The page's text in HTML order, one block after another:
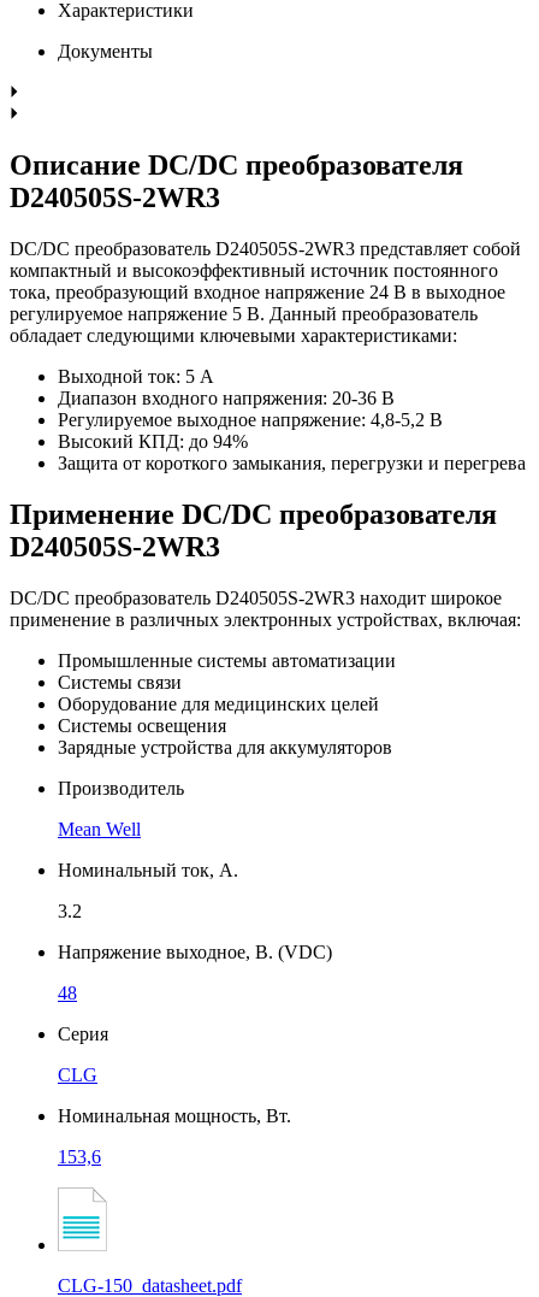
Характеристики
Документы
Описание DC/DC преобразователя
D240505S-2WR3
DC/DC преобразователь D240505S-2WR3 представляет собой
компактный и высокоэффективный источник постоянного
тока, преобразующий входное напряжение 24 В в выходное
регулируемое напряжение 5 В. Данный преобразователь
обладает следующими ключевыми характеристиками:
Выходной ток: 5 А
Диапазон входного напряжения: 20-36 В
Регулируемое выходное напряжение: 4,8-5,2 В
Высокий КПД: до 94%
Защита от короткого замыкания, перегрузки и перегрева
Применение DC/DC преобразователя
D240505S-2WR3
DC/DC преобразователь D240505S-2WR3 находит широкое
применение в различных электронных устройствах, включая:
Промышленные системы автоматизации
Системы связи
Оборудование для медицинских целей
Системы освещения
Зарядные устройства для аккумуляторов
Производитель
Mean Well
Номинальный ток, А.
3.2
Напряжение выходное, В. (VDC)
48
Серия
CLG
Номинальная мощность, Вт.
153,6
CLG-150_datasheet.pdf